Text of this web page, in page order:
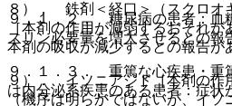
８）． 鉄剤＜経口＞（スクロオ
［本剤の作用が減弱するおそれが
本剤の吸収が減少するとの報告が
９）． イソニアジド［本剤の作
（機序は明らかではないが、イソ
９．１．２． 糖尿病の患者：血
スリン必要量を増大させるとの報
９．１．３． 重篤な心疾患・重
は内分泌系疾患のある患者：症状